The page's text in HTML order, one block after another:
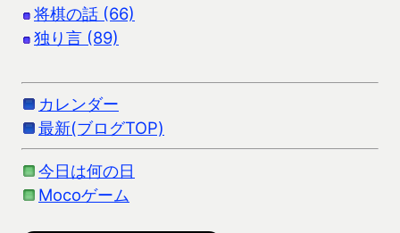
将棋の話 (66)
独り言 (89)
カレンダー
最新(ブログTOP)
今日は何の日
Mocoゲーム